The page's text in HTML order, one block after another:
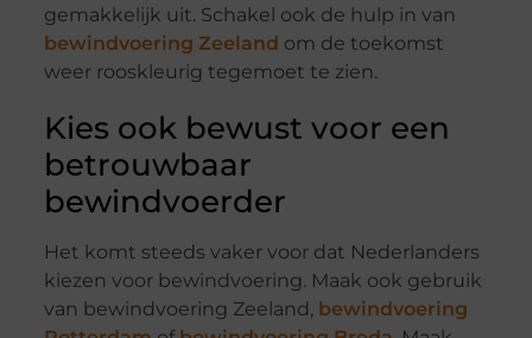
gemakkelijk uit. Schakel ook de hulp in van
bewindvoering Zeeland om de toekomst
weer rooskleurig tegemoet te zien.
Kies ook bewust voor een
betrouwbaar
bewindvoerder
Het komt steeds vaker voor dat Nederlanders
kiezen voor bewindvoering. Maak ook gebruik
van bewindvoering Zeeland, bewindvoering